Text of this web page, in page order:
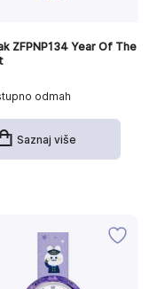
odmah
ZFPNP134 Year Of The
Saznaj više